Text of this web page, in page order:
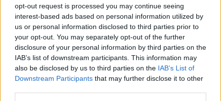
opt-out request is processed you may continue seeing
interest-based ads based on personal information utilized by
us or personal information disclosed to third parties prior to
your opt-out. You may separately opt-out of the further
disclosure of your personal information by third parties on the
IAB’s list of downstream participants. This information may
also be disclosed by us to third parties on the IAB’s List of
Downstream Participants that may further disclose it to other